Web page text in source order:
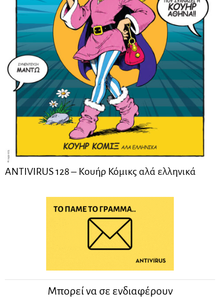
ANTIVIRUS 128 – Kουήρ Κόμικς αλά ελληνικά
Μπορεί να σε ενδιαφέρουν